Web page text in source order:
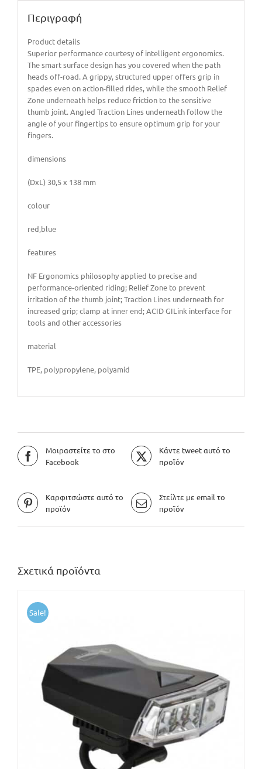
Περιγραφή
Product details
Superior performance courtesy of intelligent ergonomics.
The smart surface design has you covered when the path
heads off-road. A grippy, structured upper offers grip in
spades even on action-filled rides, while the smooth Relief
Zone underneath helps reduce friction to the sensitive
thumb joint. Angled Traction Lines underneath follow the
angle of your fingertips to ensure optimum grip for your
fingers.
dimensions
(DxL) 30,5 x 138 mm
colour
red,blue
features
NF Ergonomics philosophy applied to precise and
performance-oriented riding; Relief Zone to prevent
irritation of the thumb joint; Traction Lines underneath for
increased grip; clamp at inner end; ACID GILink interface for
tools and other accessories
material
TPE, polypropylene, polyamid
Μοιραστείτε το στο
Facebook
Κάντε tweet αυτό το
προϊόν
Καρφιτσώστε αυτό το
προϊόν
Στείλτε με email το
προϊόν
Σχετικά προϊόντα
Sale!